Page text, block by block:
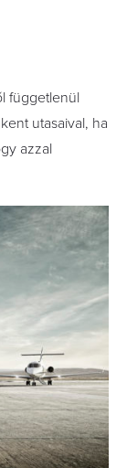
függetlenül
utasaival, ha
azzal